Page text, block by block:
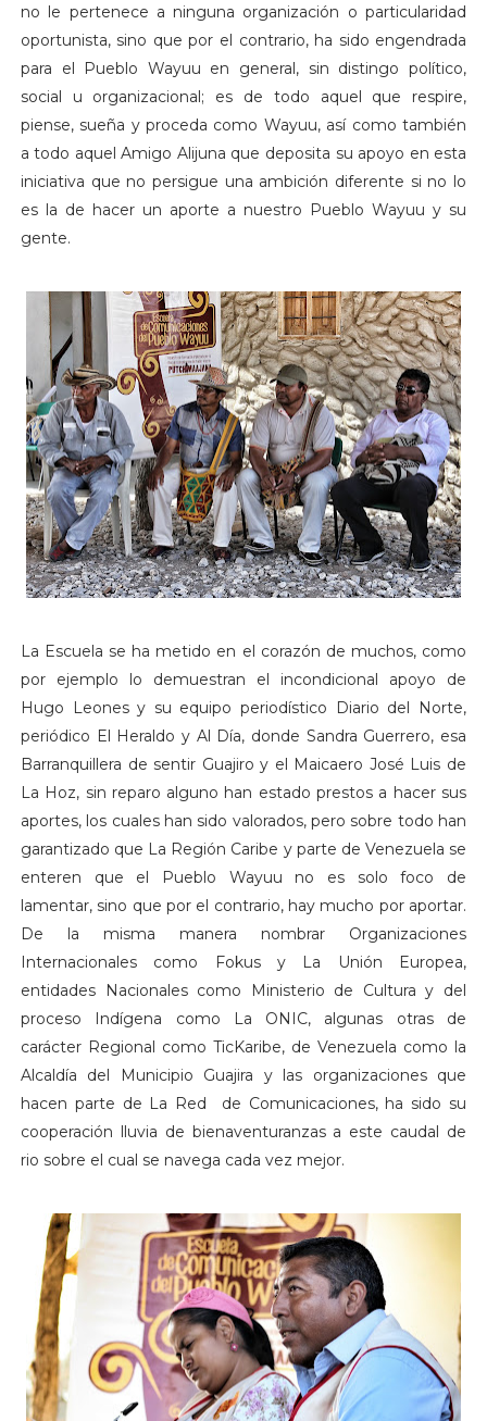
no le pertenece a ninguna organización o particularidad
oportunista, sino que por el contrario, ha sido engendrada
para el Pueblo Wayuu en general, sin distingo político,
social u organizacional; es de todo aquel que respire,
piense, sueña y proceda como Wayuu, así como también
a todo aquel Amigo Alijuna que deposita su apoyo en esta
iniciativa que no persigue una ambición diferente si no lo
es la de hacer un aporte a nuestro Pueblo Wayuu y su
gente.
La Escuela se ha metido en el corazón de muchos, como
por ejemplo lo demuestran el incondicional apoyo de
Hugo Leones y su equipo periodístico Diario del Norte,
periódico El Heraldo y Al Día, donde Sandra Guerrero, esa
Barranquillera de sentir Guajiro y el Maicaero José Luis de
La Hoz, sin reparo alguno han estado prestos a hacer sus
aportes, los cuales han sido valorados, pero sobre todo han
garantizado que La Región Caribe y parte de Venezuela se
enteren que el Pueblo Wayuu no es solo foco de
lamentar, sino que por el contrario, hay mucho por aportar.
De la misma manera nombrar Organizaciones
Internacionales como Fokus y La Unión Europea,
entidades Nacionales como Ministerio de Cultura y del
proceso Indígena como La ONIC, algunas otras de
carácter Regional como TicKaribe, de Venezuela como la
Alcaldía del Municipio Guajira y las organizaciones que
hacen parte de La Red de Comunicaciones, ha sido su
cooperación lluvia de bienaventuranzas a este caudal de
rio sobre el cual se navega cada vez mejor.